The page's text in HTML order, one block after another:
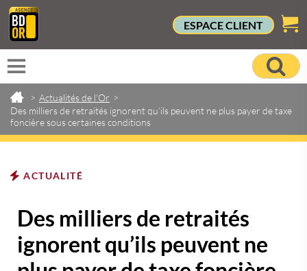
ESPACE CLIENT
> Actualités de l'Or >
Des milliers de retraités ignorent qu’ils peuvent ne plus payer de taxe
foncière sous certaines conditions
ACTUALITÉ
Des milliers de retraités
ignorent qu’ils peuvent ne